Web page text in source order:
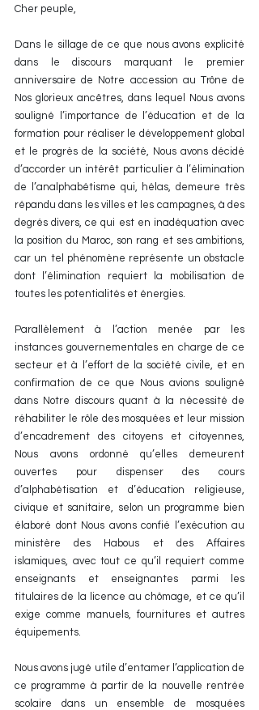
Cher peuple,
Dans le sillage de ce que nous avons explicité
dans le discours marquant le premier
anniversaire de Notre accession au Trône de
Nos glorieux ancêtres, dans lequel Nous avons
souligné l’importance de l’éducation et de la
formation pour réaliser le développement global
et le progrès de la société, Nous avons décidé
d’accorder un intérêt particulier à l’élimination
de l’analphabétisme qui, hélas, demeure très
répandu dans les villes et les campagnes, à des
degrés divers, ce qui est en inadéquation avec
la position du Maroc, son rang et ses ambitions,
car un tel phénomène représente un obstacle
dont l’élimination requiert la mobilisation de
toutes les potentialités et énergies.
Parallèlement à l’action menée par les
instances gouvernementales en charge de ce
secteur et à l’effort de la société civile, et en
confirmation de ce que Nous avions souligné
dans Notre discours quant à la nécessité de
réhabiliter le rôle des mosquées et leur mission
d’encadrement des citoyens et citoyennes,
Nous avons ordonné qu’elles demeurent
ouvertes pour dispenser des cours
d’alphabétisation et d’éducation religieuse,
civique et sanitaire, selon un programme bien
élaboré dont Nous avons confié l’exécution au
ministère des Habous et des Affaires
islamiques, avec tout ce qu’il requiert comme
enseignants et enseignantes parmi les
titulaires de la licence au chômage, et ce qu’il
exige comme manuels, fournitures et autres
équipements.
Nous avons jugé utile d’entamer l’application de
ce programme à partir de la nouvelle rentrée
scolaire dans un ensemble de mosquées